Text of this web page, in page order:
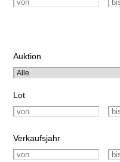
Auktion
Lot
Verkaufsjahr